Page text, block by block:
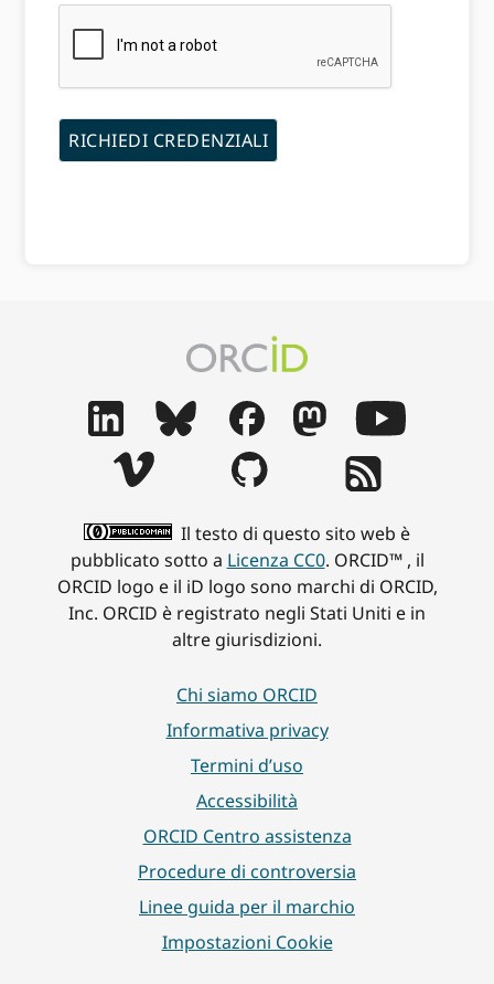
Il testo di questo sito web è
pubblicato sotto a Licenza CC0. ORCID™ , il
ORCID logo e il iD logo sono marchi di ORCID,
Inc. ORCID è registrato negli Stati Uniti e in
altre giurisdizioni.
Chi siamo ORCID
Informativa privacy
Termini d’uso
Accessibilità
ORCID Centro assistenza
Procedure di controversia
Linee guida per il marchio
Impostazioni Cookie